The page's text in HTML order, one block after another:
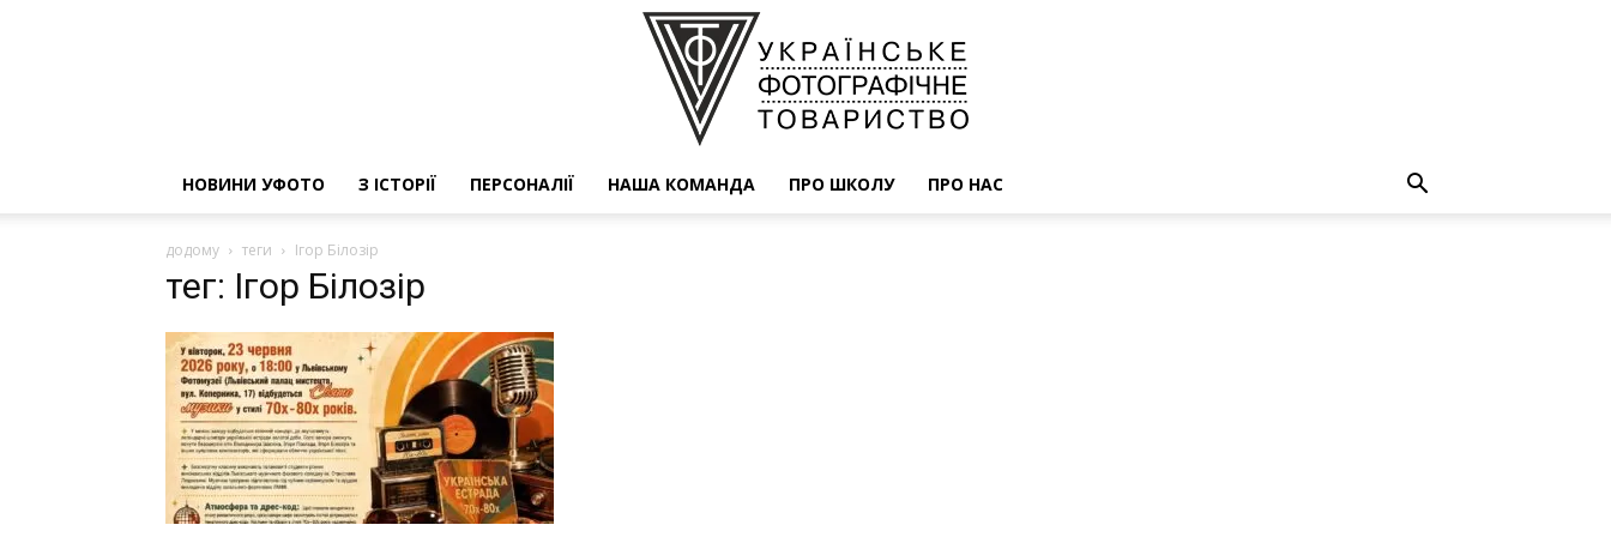
НОВИНИ УФОТО З ІСТОРІЇ ПЕРСОНАЛІЇ НАША КОМАНДА ПРО ШКОЛУ ПРО НАС
додому теги Ігор Білозір
тег: Ігор Білозір